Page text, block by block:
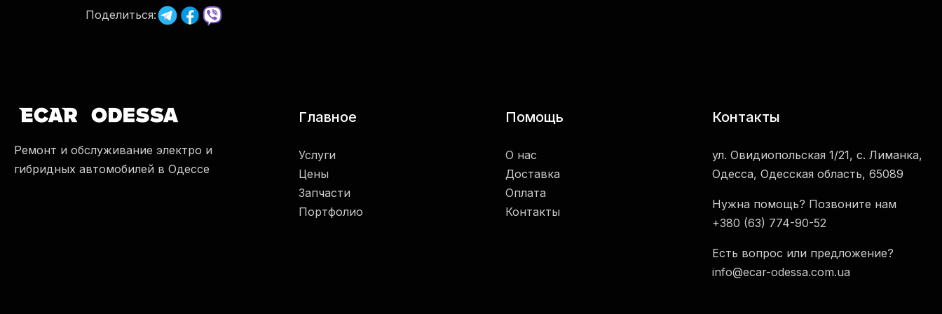
Поделиться:
Ремонт и обслуживание электро и
гибридных автомобилей в Одессе
Главное
Услуги
Цены
Запчасти
Портфолио
Помощь
О нас
Доставка
Оплата
Контакты
Контакты
ул. Овидиопольская 1/21, с. Лиманка,
Одесса, Одесская область, 65089
Нужна помощь? Позвоните нам
+380 (63) 774-90-52
Есть вопрос или предложение?
info@ecar-odessa.com.ua